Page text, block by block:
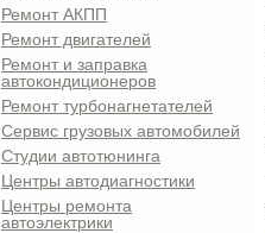
Ремонт АКПП
Ремонт двигателей
Ремонт и заправка
автокондиционеров
Ремонт турбонагнетателей
Сервис грузовых автомобилей
Студии автотюнинга
Центры автодиагностики
Центры ремонта
автоэлектрики